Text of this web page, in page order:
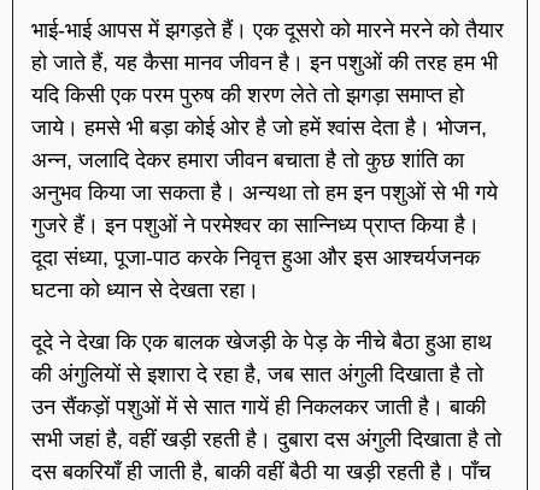
भाई-भाई आपस में झगड़ते हैं। एक दूसरो को मारने मरने को तैयार
हो जाते हैं, यह कैसा मानव जीवन है। इन पशुओं की तरह हम भी
यदि किसी एक परम पुरुष की शरण लेते तो झगड़ा समाप्त हो
जाये। हमसे भी बड़ा कोई ओर है जो हमें श्वांस देता है। भोजन,
अन्न, जलादि देकर हमारा जीवन बचाता है तो कुछ शांति का
अनुभव किया जा सकता है। अन्यथा तो हम इन पशुओं से भी गये
गुजरे हैं। इन पशुओं ने परमेश्वर का सान्निध्य प्राप्त किया है।
दूदा संध्या, पूजा-पाठ करके निवृत्त हुआ और इस आश्चर्यजनक
घटना को ध्यान से देखता रहा।
दूदे ने देखा कि एक बालक खेजड़ी के पेड़ के नीचे बैठा हुआ हाथ
की अंगुलियों से इशारा दे रहा है, जब सात अंगुली दिखाता है तो
उन सैंकड़ों पशुओं में से सात गायें ही निकलकर जाती है। बाकी
सभी जहां है, वहीं खड़ी रहती है। दुबारा दस अंगुली दिखाता है तो
दस बकरियाँ ही जाती है, बाकी वहीं बैठी या खड़ी रहती है। पाँच